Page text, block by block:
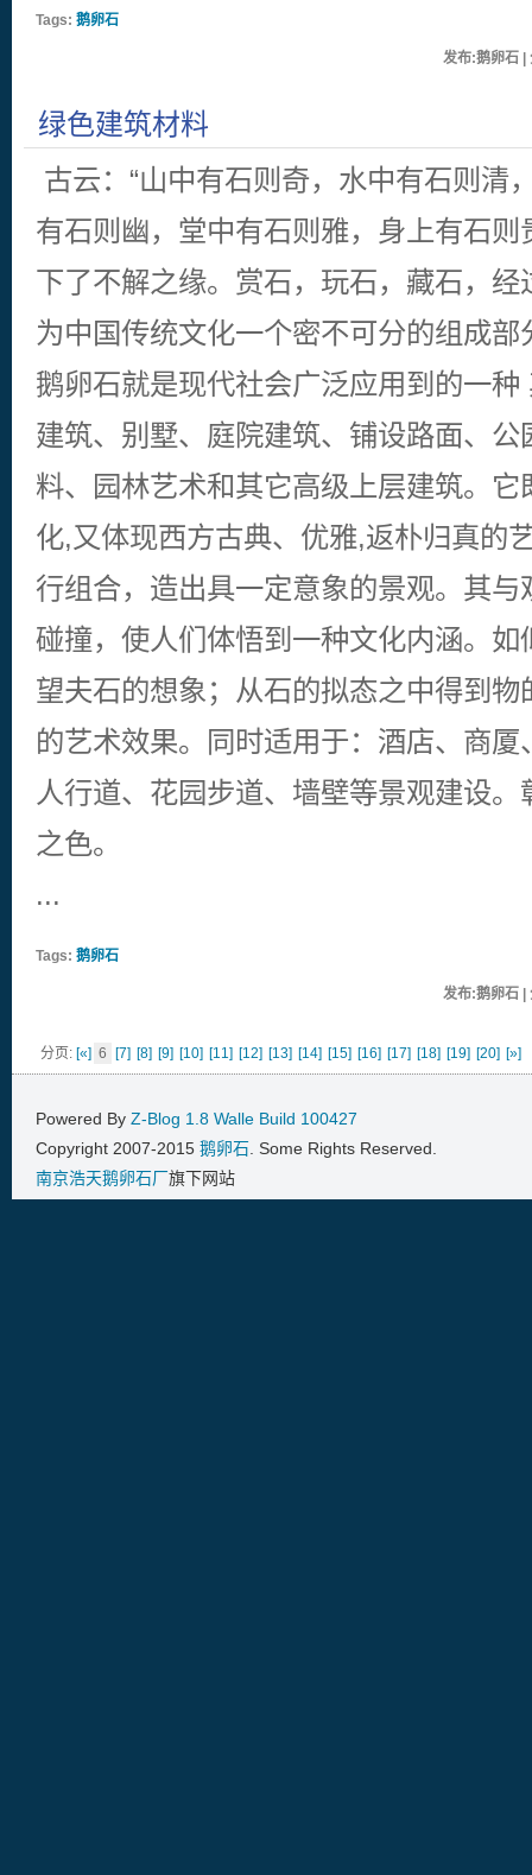
Tags: 鹅卵石
发布:鹅卵石 |
绿色建筑材料
古云：“山中有石则奇，水中有石则清
有石则幽，堂中有石则雅，身上有石则
下了不解之缘。赏石，玩石，藏石，
为中国传统文化一个密不可分的组成部
鹅卵石就是现代社会广泛应用到的一
建筑、别墅、庭院建筑、铺设路面、
料、园林艺术和其它高级上层建筑。
化,又体现西方古典、优雅,返朴归真的
行组合，造出具一定意象的景观。其
碰撞，使人们体悟到一种文化内涵。
望夫石的想象；从石的拟态之中得到
的艺术效果。同时适用于：酒店、商
人行道、花园步道、墙壁等景观建设
之色。
...
Tags: 鹅卵石
发布:鹅卵石 |
分页: [«] 6 [7] [8] [9] [10] [11] [12] [13] [14] [15] [16] [17] [18] [19] [20] [»]
Powered By Z-Blog 1.8 Walle Build 100427
Copyright 2007-2015 鹅卵石 . Some Rights Reserved.
南京浩天鹅卵石厂旗下网站